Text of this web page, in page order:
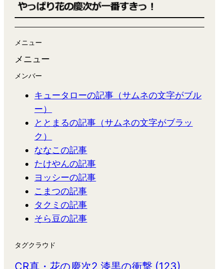
メニュー
メニュー
メンバー
キュータローの記事（サムネの文字がブル
ー）
ととまるの記事（サムネの文字がブラッ
ク）
ななこの記事
たけやんの記事
ヨッシーの記事
こまつの記事
タクミの記事
そら豆の記事
タグクラウド
CR真・花の慶次2 漆黒の衝撃 (123)